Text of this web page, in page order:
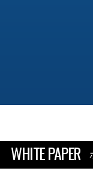
WHITE PAPER